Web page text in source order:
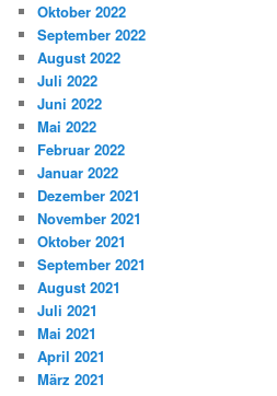
Oktober 2022
September 2022
August 2022
Juli 2022
Juni 2022
Mai 2022
Februar 2022
Januar 2022
Dezember 2021
November 2021
Oktober 2021
September 2021
August 2021
Juli 2021
Mai 2021
April 2021
März 2021